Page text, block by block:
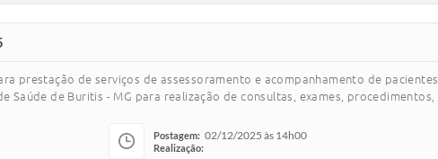
prestação de serviços de assessoramento e acompanhamento de
Saúde de Buritis - MG para realização de consultas, exames,
Postagem: 02/12/2025 às 14h00
Realização: